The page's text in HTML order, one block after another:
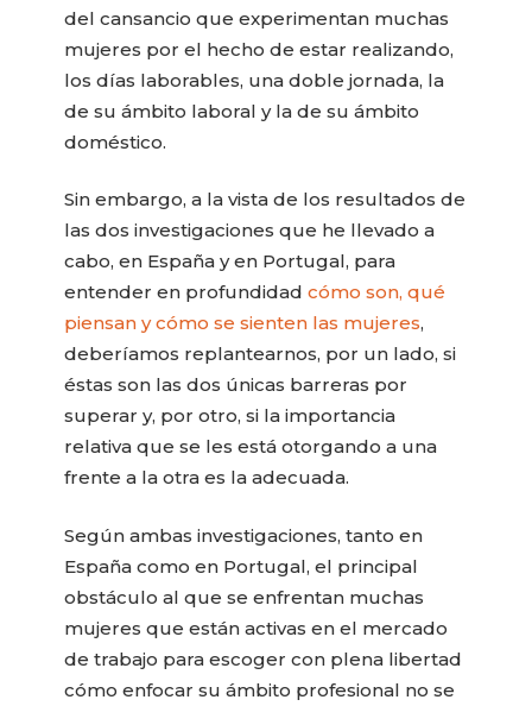
del cansancio que experimentan muchas
mujeres por el hecho de estar realizando,
los días laborables, una doble jornada, la
de su ámbito laboral y la de su ámbito
doméstico.
Sin embargo, a la vista de los resultados de
las dos investigaciones que he llevado a
cabo, en España y en Portugal, para
entender en profundidadcómo son, qué
piensan y cómo se sienten las mujeres,
deberíamos replantearnos, por un lado, si
éstas son las dos únicas barreras por
superar y, por otro, si la importancia
relativa que se les está otorgando a una
frente a la otra es la adecuada.
Según ambas investigaciones, tanto en
España como en Portugal, el principal
obstáculo al que se enfrentan muchas
mujeres que están activas en el mercado
de trabajo para escoger con plena libertad
cómo enfocar su ámbito profesional no se